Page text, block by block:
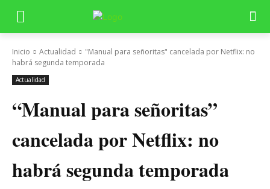
Inicio Actualidad
"Manual para señoritas" cancelada por Netflix: no
habrá segunda temporada
Actualidad
“Manual para señoritas”
cancelada por Netflix: no
habrá segunda temporada